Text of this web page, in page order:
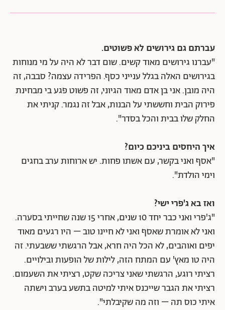
עברתם גם גירושים לא פשוטים.
"עברנו גירושים מאוד קשים. שום דבר לא היה על מי מנוחות
בגירושים האלה בגלל ענייני כסף. הפרידה עצמה? סבבה, זה
היה מובן. אני בן אדם מאוד הגיוני, זה פשוט פגע בי מבחינת
פירוק הבית וחששתי על הבנות, אבל זה נגמר. קניתי את
החלק שלו בבית והכל בסדר".
איך היחסים ביניכם כיום?
"אסף ואני בקשר, עם אשתו פחות. יש ארוחות ערב בחגים
וימי הולדת".
ואז בא ג'פרי ישי?
"ג'פרי ואני כבר יחד 10 שנים, אחרי 15 שנה שחייתי בסערה.
ואני לא אומרת שאסף ואני לא חיינו טוב – היו רגעים מאוד
יפים ואוהבים, לא הכל היה חרא, אבל הרגשתי ששבעתי. זה
היה טו מאץ' עם המתח הזה, לילות של הופעות ובילויים.
רציתי רוגע, הרגשתי שאני צריכה שקט, רציתי את השעמום.
רציתי את הגבר שייכנס איתי למיטה בתשע בערב וישתה
איתי כוס תה – וזה מה שקיבלתי".